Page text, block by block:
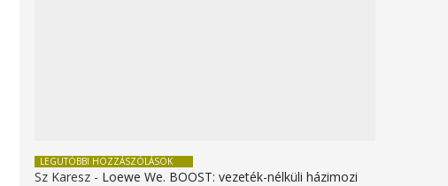
LEGUTÓBBI HOZZÁSZÓLÁSOK
Sz Karesz - Loewe We. BOOST: vezeték-nélküli házimozi